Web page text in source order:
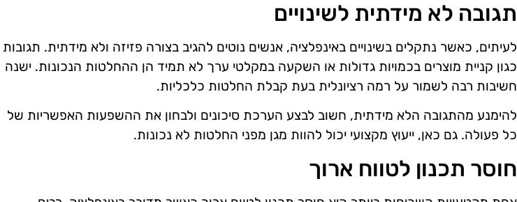
תגובה לא מידתית לשינויים
לעיתים, כאשר נתקלים בשינויים באינפלציה, אנשים נוטים להגיב בצורה פזיזה ולא מידתית. תגובות
כגון קניית מוצרים בכמויות גדולות או השקעה במקלטי ערך לא תמיד הן ההחלטות הנכונות. ישנה
חשיבות רבה לשמור על רמה רציונלית בעת קבלת החלטות כלכליות.
להימנע מהתגובה הלא מידתית, חשוב לבצע הערכת סיכונים ולבחון את ההשפעות האפשריות של
כל פעולה. גם כאן, ייעוץ מקצועי יכול להוות מגן מפני החלטות לא נכונות.
חוסר תכנון לטווח ארוך